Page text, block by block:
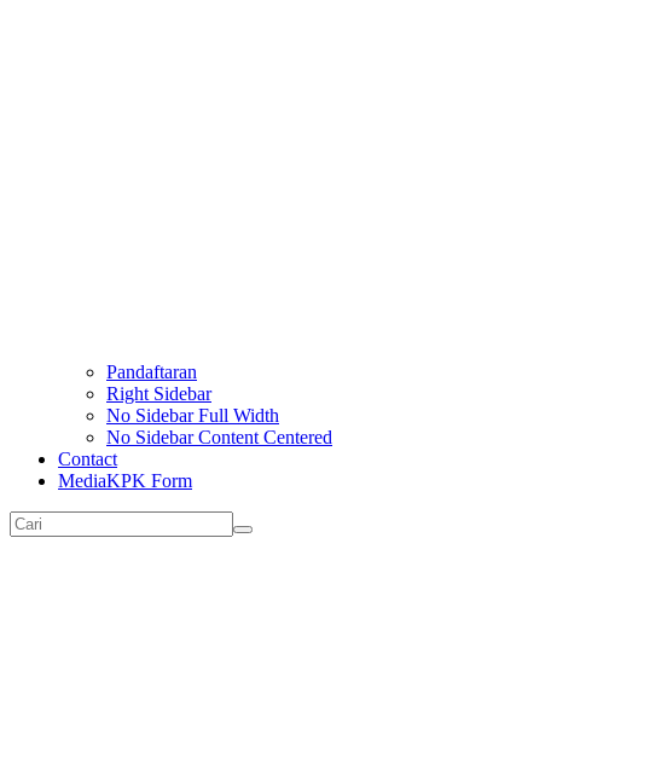
Pandaftaran
Right Sidebar
No Sidebar Full Width
No Sidebar Content Centered
Contact
MediaKPK Form